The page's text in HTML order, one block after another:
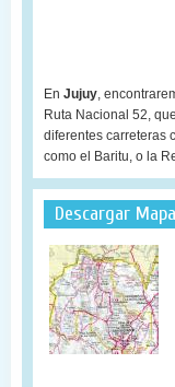
En Jujuy,
Ruta Nacional 52,
diferentes carreteras
como el Baritu, o la
Descargar